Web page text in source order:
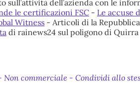
sull’attività dell’azienda con le
le certificazioni FSC- Le accuse
Witness- Articoli di la
di rainews24 sul poligono di Quirra
commerciale - Condividi allo